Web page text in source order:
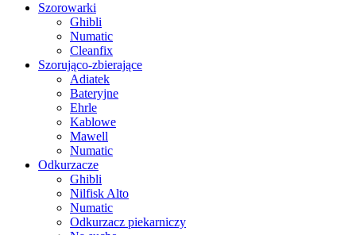
Szorowarki
Ghibli
Numatic
Cleanfix
Szorująco-zbierające
Adiatek
Bateryjne
Ehrle
Kablowe
Mawell
Numatic
Odkurzacze
Ghibli
Nilfisk Alto
Numatic
Odkurzacz piekarniczy